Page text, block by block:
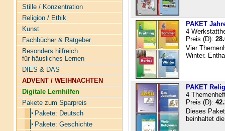
Stille / Konzentration
Religion / Ethik
Kunst
Fachbücher & Ratgeber
Besonders hilfreich
für häusliches Lernen
DIES & DAS
ADVENT / WEIHNACHTEN
Digitale Lernhilfen
Pakete zum Sparpreis
Pakete: Deutsch
Pakete: Geschichte
PAKET
4
Preis (D):
Vier
Winter.
PAKET
4
Preis (D):
Dieses
beinhaltet